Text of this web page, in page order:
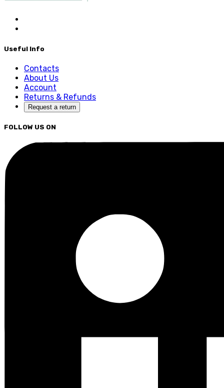
Useful Info
Contacts
About Us
Account
Returns & Refunds
Request a return
FOLLOW US ON